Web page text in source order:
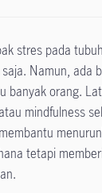
stres pada
Namun, ada
banyak orang.
mindfulness
tetapi